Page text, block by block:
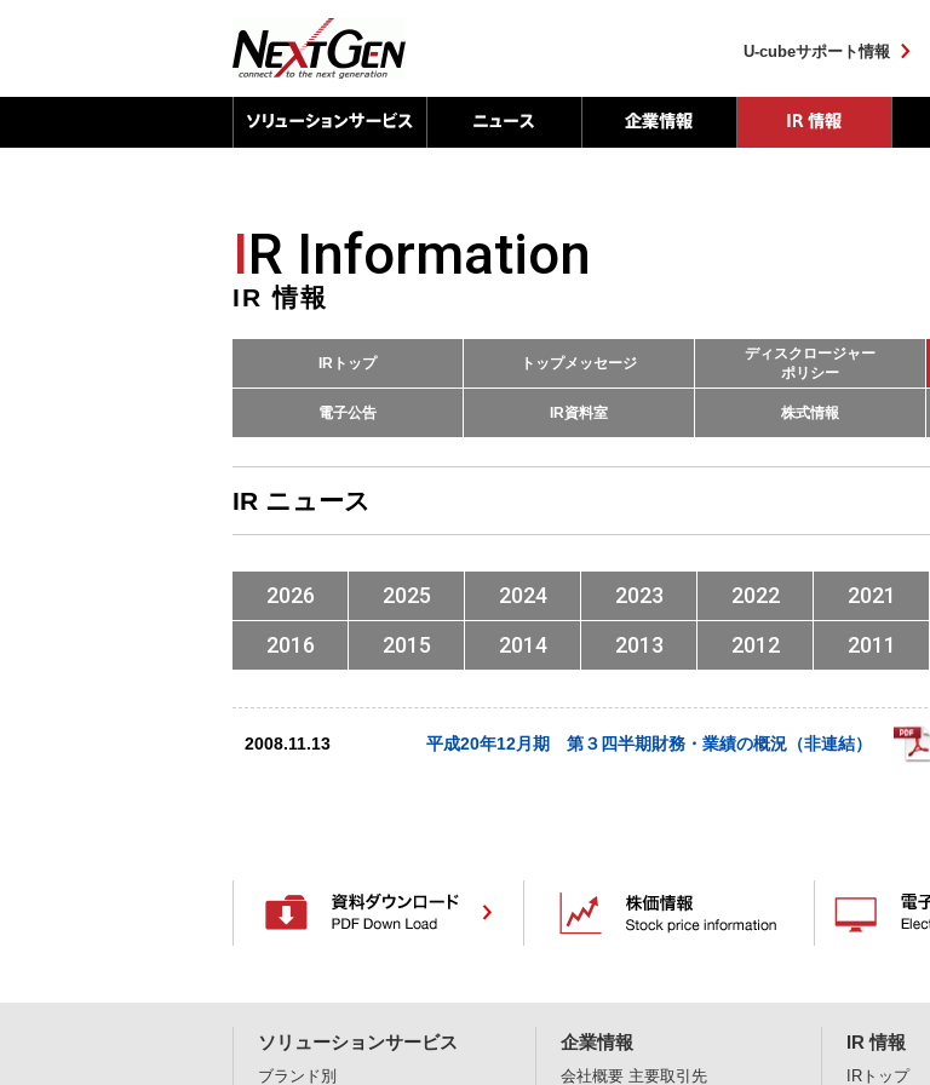
U-cubeサポート情報
IR Information
IR 情報
IRトップ トップメッセージ
ディスクロージャー
ポリシー
電子公告 IR資料室 株式情報
IR ニュース
2026 2025 2024 2023 2022 2021
2016
2015 2014 2013 2012 2011
2008.11.13 平成20年12月期 第３四半期財務・業績の概況（非連結）
ソリューションサービス
ブランド別
企業情報
会社概要 主要取引先
IR 情報
IRトップ